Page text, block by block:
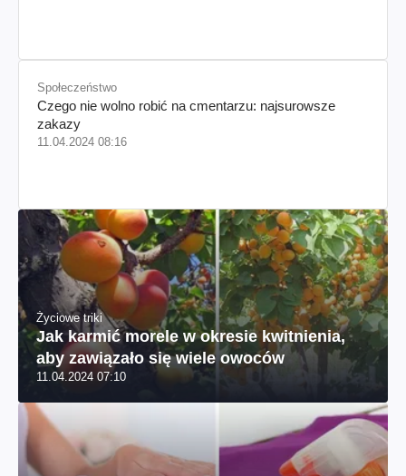
Społeczeństwo
Czego nie wolno robić na cmentarzu: najsurowsze
zakazy
11.04.2024 08:16
Życiowe triki
Jak karmić morele w okresie kwitnienia,
aby zawiązało się wiele owoców
11.04.2024 07:10